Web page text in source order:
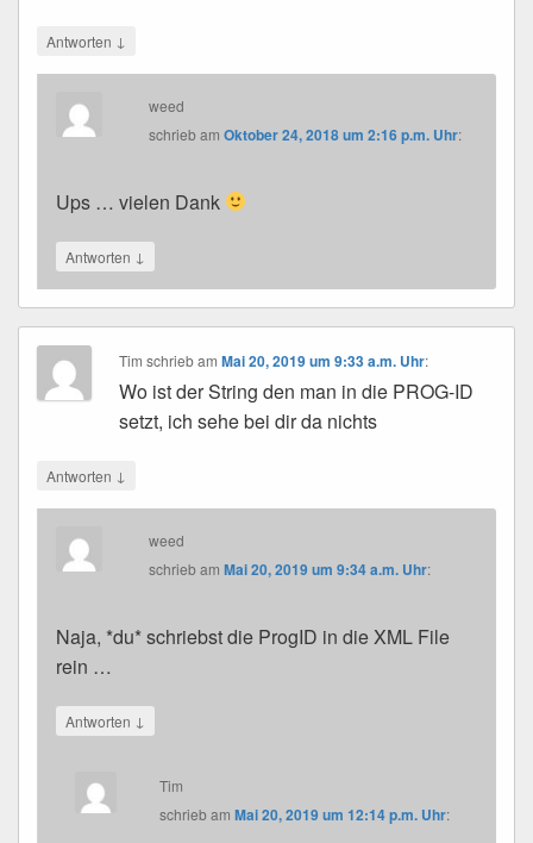
Antworten ↓
weed
schriebamOktober 24, 2018 um 2:16 p.m. Uhr:
Ups … vielen Dank
Antworten ↓
Tim schriebamMai 20, 2019 um 9:33 a.m. Uhr:
Wo ist der String den man in die PROG-ID
setzt, ich sehe bei dir da nichts
Antworten ↓
weed
schriebamMai 20, 2019 um 9:34 a.m. Uhr:
Naja, *du* schriebst die ProgID in die XML File
rein …
Antworten ↓
Tim
schriebamMai 20, 2019 um 12:14 p.m. Uhr: